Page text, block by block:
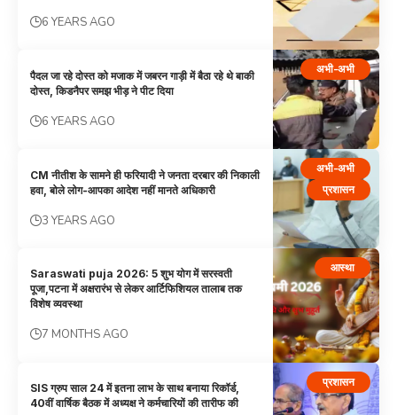
6 YEARS AGO
अभी-अभी
पैदल जा रहे दोस्त को मजाक में जबरन गाड़ी में बैठा रहे थे बाकी
दोस्त, किडनैपर समझ भीड़ ने पीट दिया
6 YEARS AGO
अभी-अभी
प्रशासन
CM नीतीश के सामने ही फरियादी ने जनता दरबार की निकाली
हवा, बोले लोग-आपका आदेश नहीं मानते अधिकारी
3 YEARS AGO
आस्था
Saraswati puja 2026: 5 शुभ योग में सरस्वती
पूजा,पटना में अक्षरारंभ से लेकर आर्टिफिशियल तालाब तक
विशेष व्यवस्था
7 MONTHS AGO
प्रशासन
SIS ग्रुप साल 24 में इतना लाभ के साथ बनाया रिकॉर्ड,
40वीं वार्षिक बैठक में अध्यक्ष ने कर्मचारियों की तारीफ की